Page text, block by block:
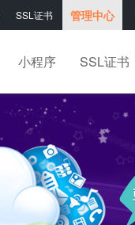
SSL证书 管理中心
小程序 SSL证书